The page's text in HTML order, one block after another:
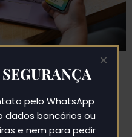
comum a utilização de
whatssap, Instagram,
judiciais. Essas
de validação pelo
em ata notarial.
jurídica, o
×
pelo WhatsApp
bancários ou
e nem para pedir